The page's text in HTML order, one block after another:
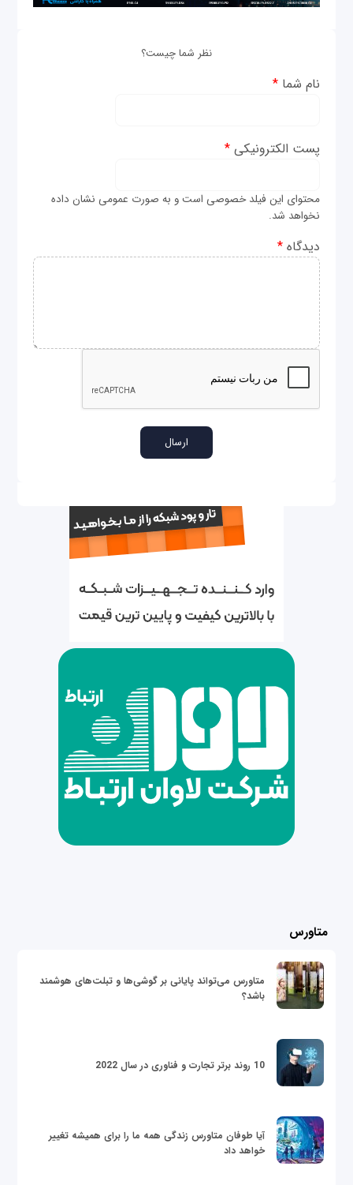
نظر شما چیست؟
نام شما*
پست الکترونیکی*
محتوای این فیلد خصوصی است و به صورت عمومی نشان داده
نخواهد شد.
دیدگاه*
متاورس
متاورس می‌تواند پایانی بر گوشی‌ها و تبلت‌های هوشمند
باشد؟
10 روند برتر تجارت و فناوری در سال 2022
آیا طوفان متاورس زندگی همه ما را برای همیشه تغییر
خواهد داد